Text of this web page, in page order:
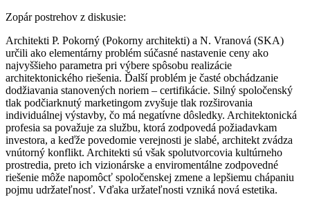
Zopár postrehov z diskusie:
Architekti P. Pokorný (Pokorny architekti) a N. Vranová (SKA)
určili ako elementárny problém súčasné nastavenie ceny ako
najvyššieho parametra pri výbere spôsobu realizácie
architektonického riešenia. Ďalší problém je časté obchádzanie
dodžiavania stanovených noriem – certifikácie. Silný spoločenský
tlak podčiarknutý marketingom zvyšuje tlak rozširovania
individuálnej výstavby, čo má negatívne dôsledky. Architektonická
profesia sa považuje za službu, ktorá zodpovedá požiadavkam
investora, a keďže povedomie verejnosti je slabé, architekt zvádza
vnútorný konflikt. Architekti sú však spolutvorcovia kultúrneho
prostredia, preto ich vizionárske a enviromentálne zodpovedné
riešenie môže napomôcť spoločenskej zmene a lepšiemu chápaniu
pojmu udržateľnosť. Vďaka uržateľnosti vzniká nová estetika.